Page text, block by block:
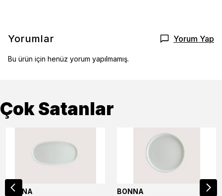
Yorumlar Yorum Yap
Bu ürün için henüz yorum yapılmamış.
Çok Satanlar
BONNA BONNA